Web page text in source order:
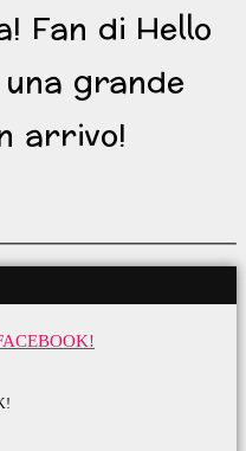
Fan di Hello
grande
arrivo!